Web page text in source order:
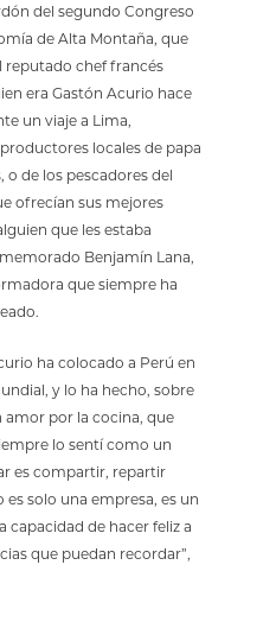
del segundo Congreso
de Alta Montaña, que
reputado chef francés
era Gastón Acurio hace
un viaje a Lima,
locales de papa
o de los pescadores del
ofrecían sus mejores
que les estaba
Benjamín Lana,
que siempre ha
ha colocado a Perú en
y lo ha hecho, sobre
por la cocina, que
lo sentí como un
es compartir, repartir
solo una empresa, es un
capacidad de hacer feliz a
que puedan recordar”,